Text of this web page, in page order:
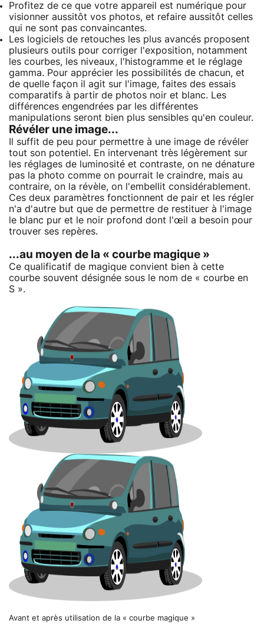
Profitez de ce que votre appareil est numérique pour
visionner aussitôt vos photos, et refaire aussitôt celles
qui ne sont pas convaincantes.
Les logiciels de retouches les plus avancés proposent
plusieurs outils pour corriger l'exposition, notamment
les courbes, les niveaux, l'histogramme et le réglage
gamma. Pour apprécier les possibilités de chacun, et
de quelle façon il agit sur l'image, faites des essais
comparatifs à partir de photos noir et blanc. Les
différences engendrées par les différentes
manipulations seront bien plus sensibles qu'en couleur.
Révéler une image...
Il suffit de peu pour permettre à une image de révéler
tout son potentiel. En intervenant très légèrement sur
les réglages de luminosité et contraste, on ne dénature
pas la photo comme on pourrait le craindre, mais au
contraire, on la révèle, on l'embellit considérablement.
Ces deux paramètres fonctionnent de pair et les régler
n'a d'autre but que de permettre de restituer à l'image
le blanc pur et le noir profond dont l'œil a besoin pour
trouver ses repères.
...au moyen de la « courbe magique »
Ce qualificatif de magique convient bien à cette
courbe souvent désignée sous le nom de « courbe en
S ».
Avant et après utilisation de la « courbe magique »